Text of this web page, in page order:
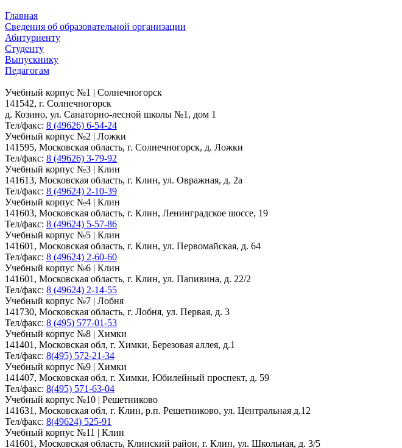
Главная
Сведения об образовательной организации
Абитуриенту
Студенту
Выпускнику
Педагогам
Учебный корпус №1 | Солнечногорск
141542, г. Солнечногорск
д. Козино, ул. Санаторно-лесной школы №1, дом 1
Тел/факс: 8 (49626) 6-54-24
Учебный корпус №2 | Ложки
141595, Московская область, г. Солнечногорск, д. Ложки
Тел/факс: 8 (49626) 3-79-92
Учебный корпус №3 | Клин
141613, Московская область, г. Клин, ул. Овражная, д. 2а
Тел/факс: 8 (49624) 2-10-39
Учебный корпус №4 | Клин
141603, Московская область, г. Клин, Ленинградское шоссе, 19
Тел/факс: 8 (49624) 5-57-86
Учебный корпус №5 | Клин
141601, Московская область, г. Клин, ул. Первомайская, д. 64
Тел/факс: 8 (49624) 2-60-60
Учебный корпус №6 | Клин
141601, Московская область, г. Клин, ул. Папивина, д. 22/2
Тел/факс: 8 (49624) 2-14-55
Учебный корпус №7 | Лобня
141730, Московская область, г. Лобня, ул. Первая, д. 3
Тел/факс: 8 (495) 577-01-53
Учебный корпус №8 | Химки
141401, Московская обл, г. Химки, Березовая аллея, д.1
Тел/факс: 8(495) 572-21-34
Учебный корпус №9 | Химки
141407, Московская обл, г. Химки, Юбилейный проспект, д. 59
Тел/факс: 8(495) 571-63-04
Учебный корпус №10 | Решетниково
141631, Московская обл, г. Клин, р.п. Решетниково, ул. Центральная д.12
Тел/факс: 8(49624) 525-91
Учебный корпус №11 | Клин
141601, Московская область, Клинский район, г. Клин, ул. Школьная, д. 3/5